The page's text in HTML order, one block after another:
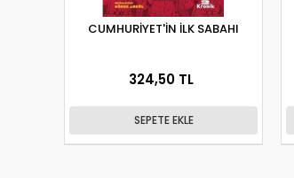
CUMHURİYET'İN İLK SABAHI
324,50 TL
SEPETE EKLE